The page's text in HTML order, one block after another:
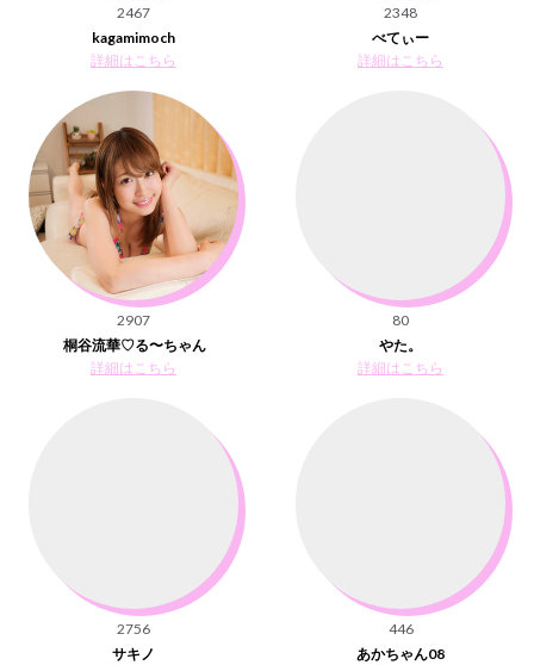
2467
kagamimoch
詳細はこちら
2348
べてぃー
詳細はこちら
2907
桐谷流華♡る〜ちゃん
詳細はこちら
80
やた。
詳細はこちら
2756
サキノ
446
あかちゃん08